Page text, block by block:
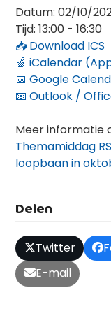
Datum: 02/10/
Tijd: 13:00 - 16:30
📥 Download ICS
🍏 iCalendar
📅 Google
📧 Outlook /
Meer informatie
Themamiddag
loopbaan in
Delen
Twitter
E-mail